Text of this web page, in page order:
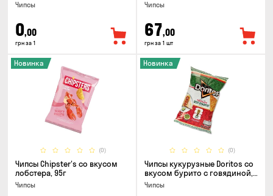
Чипсы
0,00
грн за 1
Чипсы
67,00
грн за 1 шт
(0)
Новинка
Чипсы Chipster's со вкусом
лобстера, 95г
Чипсы
(0)
Новинка
Чипсы кукурузные Doritos со
вкусом бурито с говядиной,
90г
Чипсы